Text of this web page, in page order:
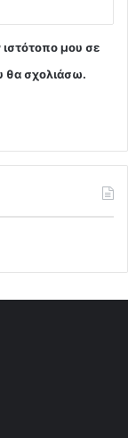
μου σε
θα σχολιάσω.